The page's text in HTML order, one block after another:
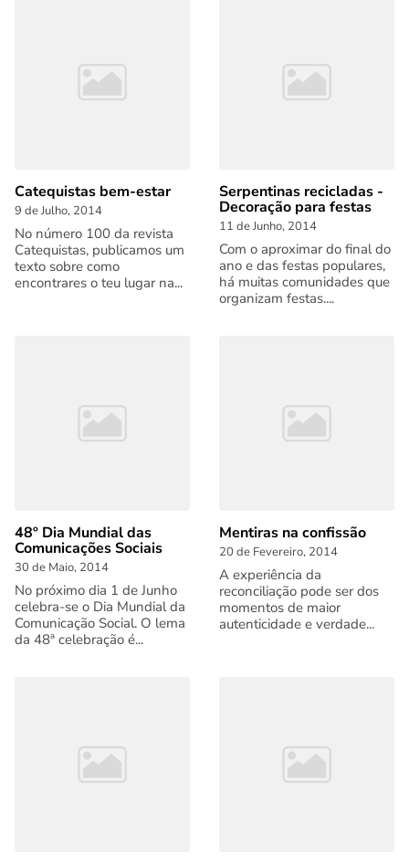
Catequistas bem-estar
9 de Julho, 2014
No número 100 da revista
Catequistas, publicamos um
texto sobre como
encontrares o teu lugar na...
Serpentinas recicladas -
Decoração para festas
11 de Junho, 2014
Com o aproximar do final do
ano e das festas populares,
há muitas comunidades que
organizam festas....
48º Dia Mundial das
Comunicações Sociais
30 de Maio, 2014
No próximo dia 1 de Junho
celebra-se o Dia Mundial da
Comunicação Social. O lema
da 48ª celebração é...
Mentiras na confissão
20 de Fevereiro, 2014
A experiência da
reconciliação pode ser dos
momentos de maior
autenticidade e verdade...